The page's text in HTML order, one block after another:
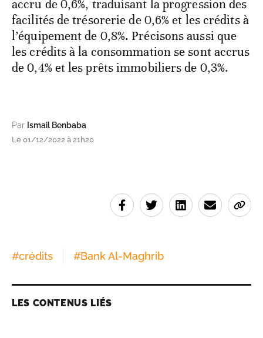
accru de 0,6%, traduisant la progression des
facilités de trésorerie de 0,6% et les crédits à
l’équipement de 0,8%. Précisons aussi que
les crédits à la consommation se sont accrus
de 0,4% et les prêts immobiliers de 0,3%.
Par Ismail Benbaba
Le 01/12/2022 à 21h20
#crédits #Bank Al-Maghrib
LES CONTENUS LIÉS